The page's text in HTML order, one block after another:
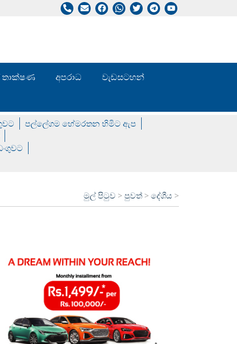
තාක්ෂණ අපරාධ
වැඩසටහන්
පල්ලේගම හේමරතන හිමිට ඇප
මුල් පිටුව >පුවත් >දේශීය >